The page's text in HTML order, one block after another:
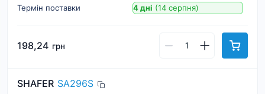
Термін поставки
4 дні (14 серпня)
198,24 грн
SHAFER SA296S